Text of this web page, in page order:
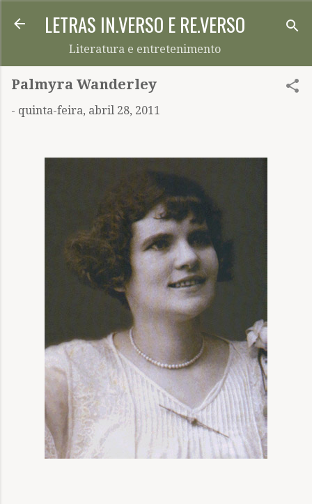
Pular para o conteúdo principal
LETRAS IN.VERSO E RE.VERSO
Literatura e entretenimento
Palmyra Wanderley
- quinta-feira, abril 28, 2011